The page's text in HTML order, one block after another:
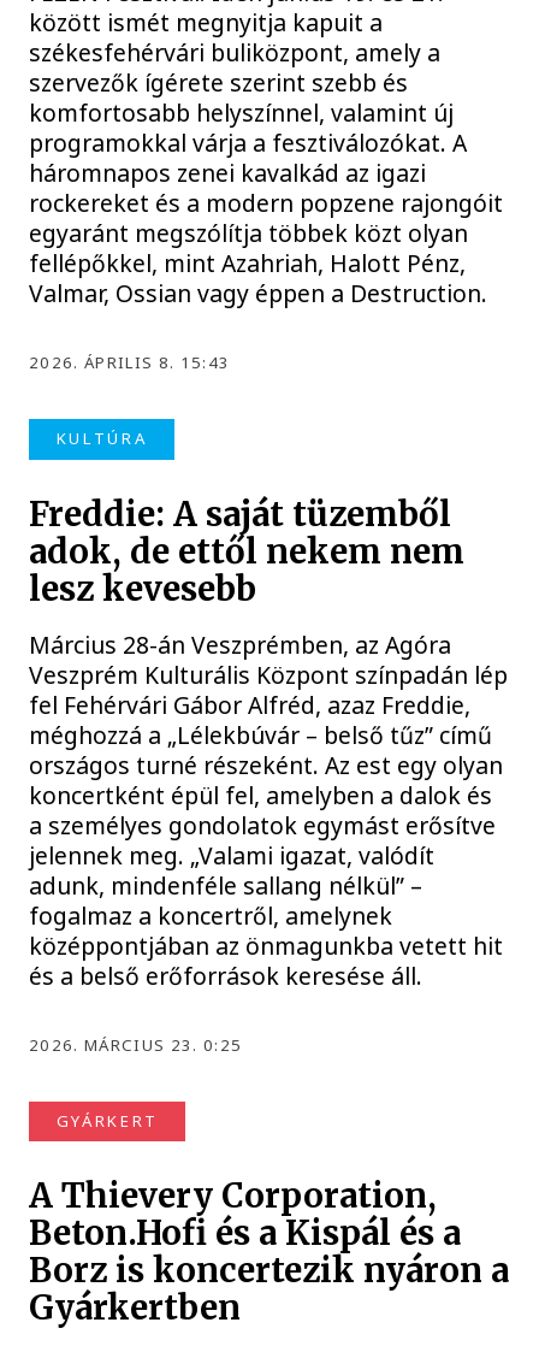
között ismét megnyitja kapuit a
székesfehérvári buliközpont, amely a
szervezők ígérete szerint szebb és
komfortosabb helyszínnel, valamint új
programokkal várja a fesztiválozókat. A
háromnapos zenei kavalkád az igazi
rockereket és a modern popzene rajongóit
egyaránt megszólítja többek közt olyan
fellépőkkel, mint Azahriah, Halott Pénz,
Valmar, Ossian vagy éppen a Destruction.
2026. ÁPRILIS 8. 15:43
KULTÚRA
Freddie: A saját tüzemből
adok, de ettől nekem nem
lesz kevesebb
Március 28-án Veszprémben, az Agóra
Veszprém Kulturális Központ színpadán lép
fel Fehérvári Gábor Alfréd, azaz Freddie,
méghozzá a „Lélekbúvár – belső tűz” című
országos turné részeként. Az est egy olyan
koncertként épül fel, amelyben a dalok és
a személyes gondolatok egymást erősítve
jelennek meg. „Valami igazat, valódít
adunk, mindenféle sallang nélkül” –
fogalmaz a koncertről, amelynek
középpontjában az önmagunkba vetett hit
és a belső erőforrások keresése áll.
2026. MÁRCIUS 23. 0:25
GYÁRKERT
A Thievery Corporation,
Beton.Hofi és a Kispál és a
Borz is koncertezik nyáron a
Gyárkertben